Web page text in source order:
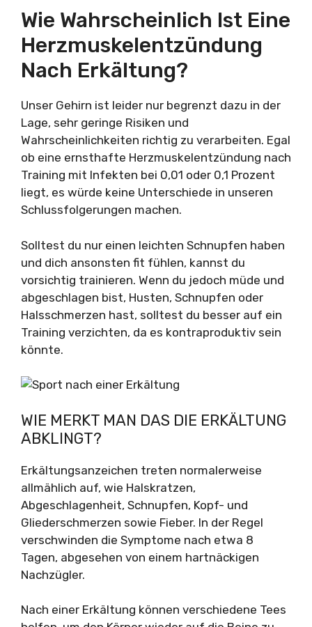
Wie Wahrscheinlich Ist Eine
Herzmuskelentzündung
Nach Erkältung?
Unser Gehirn ist leider nur begrenzt dazu in der
Lage, sehr geringe Risiken und
Wahrscheinlichkeiten richtig zu verarbeiten. Egal
ob eine ernsthafte Herzmuskelentzündung nach
Training mit Infekten bei 0,01 oder 0,1 Prozent
liegt, es würde keine Unterschiede in unseren
Schlussfolgerungen machen.
Solltest du nur einen leichten Schnupfen haben
und dich ansonsten fit fühlen, kannst du
vorsichtig trainieren. Wenn du jedoch müde und
abgeschlagen bist, Husten, Schnupfen oder
Halsschmerzen hast, solltest du besser auf ein
Training verzichten, da es kontraproduktiv sein
könnte.
WIE MERKT MAN DAS DIE ERKÄLTUNG
ABKLINGT?
Erkältungsanzeichen treten normalerweise
allmählich auf, wie Halskratzen,
Abgeschlagenheit, Schnupfen, Kopf- und
Gliederschmerzen sowie Fieber. In der Regel
verschwinden die Symptome nach etwa 8
Tagen, abgesehen von einem hartnäckigen
Nachzügler.
Nach einer Erkältung können verschiedene Tees